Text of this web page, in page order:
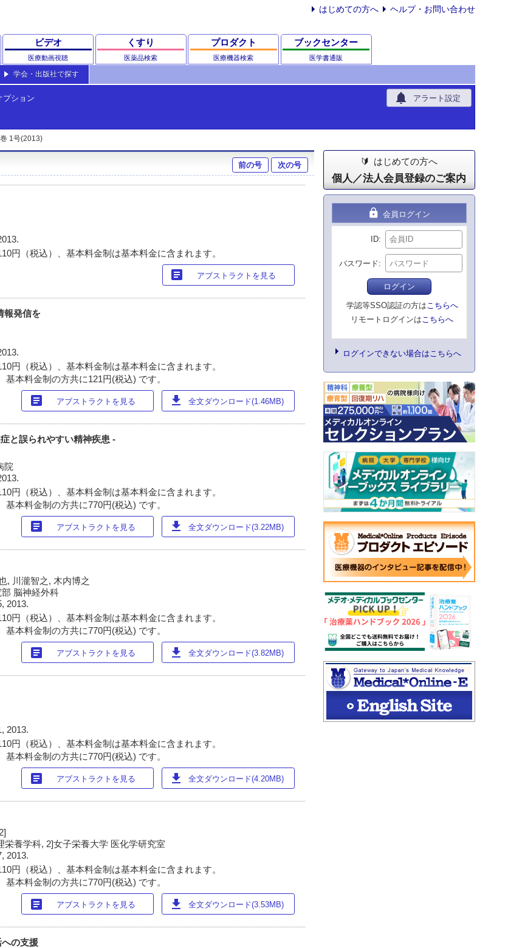
はじめての方へ ヘルプ・お問い合わせ
ビデオ
医療動画視聴
くすり
医薬品検索
プロダクト
医療機器検索
ブックセンター
医学書通販
学会・出版社で探す
プション notifications アラート設定
1号(2013)
前の号 次の号
円（税込）、基本料金制は基本料金に含まれます。
article アブストラクトを見る
報発信を
円（税込）、基本料金制は基本料金に含まれます。
本料金制の方共に121円(税込) です。
article アブストラクトを見る download 全文ダウンロード(1.46MB)
と誤られやすい精神疾患 -
院
円（税込）、基本料金制は基本料金に含まれます。
本料金制の方共に770円(税込) です。
article アブストラクトを見る download 全文ダウンロード(3.22MB)
, 川瀧智之, 木内博之
脳神経外科
2013.
円（税込）、基本料金制は基本料金に含まれます。
本料金制の方共に770円(税込) です。
article アブストラクトを見る download 全文ダウンロード(3.82MB)
2013.
円（税込）、基本料金制は基本料金に含まれます。
本料金制の方共に770円(税込) です。
article アブストラクトを見る download 全文ダウンロード(4.20MB)
養学科, 2]女子栄養大学 医化学研究室
2013.
円（税込）、基本料金制は基本料金に含まれます。
本料金制の方共に770円(税込) です。
article アブストラクトを見る download 全文ダウンロード(3.53MB)
の支援
はじめての方へ
個人／法人会員登録のご案内
lock 会員ログイン
ID
パスワード
ログイン
学認等SSO認証の方はこちらへ
リモートログインはこちらへ
ログインできない場合はこちらへ